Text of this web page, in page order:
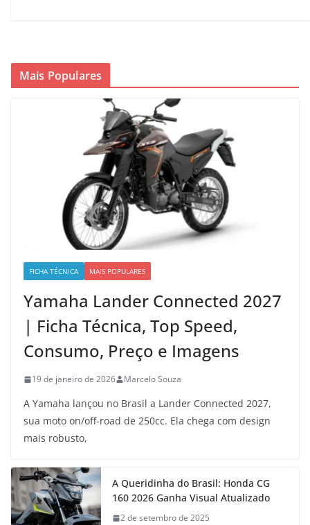
Mais Populares
FICHA TÉCNICA MAIS POPULARES
Yamaha Lander Connected 2027
| Ficha Técnica, Top Speed,
Consumo, Preço e Imagens
19 de janeiro de 2026 Marcelo Souza
A Yamaha lançou no Brasil a Lander Connected 2027,
sua moto on/off-road de 250cc. Ela chega com design
mais robusto,
A Queridinha do Brasil: Honda CG
160 2026 Ganha Visual Atualizado
2 de setembro de 2025